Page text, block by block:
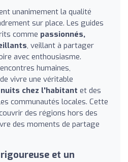
unanimement la qualité
sur place. Les guides
comme passionnés,
, veillant à partager
avec enthousiasme.
humaines,
vivre une véritable
nuits chez l'habitant et des
communautés locales. Cette
des régions hors des
des moments de partage
et un